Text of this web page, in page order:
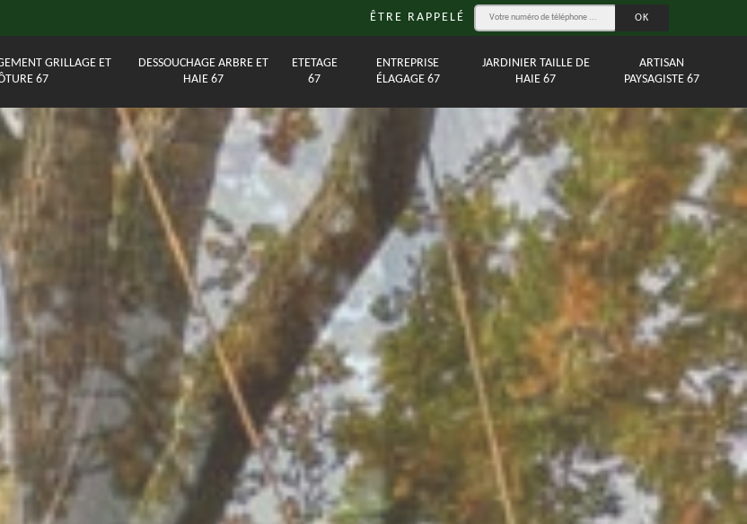
ÊTRE RAPPELÉ
GRILLAGE ET
67
DESSOUCHAGE ARBRE ET
HAIE 67
ETETAGE
67
ENTREPRISE
ÉLAGAGE 67
JARDINIER TAILLE DE
HAIE 67
ARTISAN
PAYSAGISTE 67